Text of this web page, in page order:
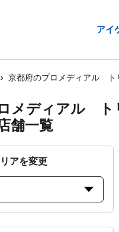
アイ
京都府のプロメディアル ト
メディアル ト
舗一覧
アを変更